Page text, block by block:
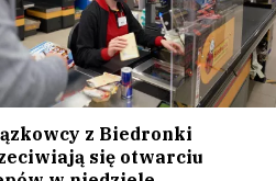
z Biedronki
się otwarciu